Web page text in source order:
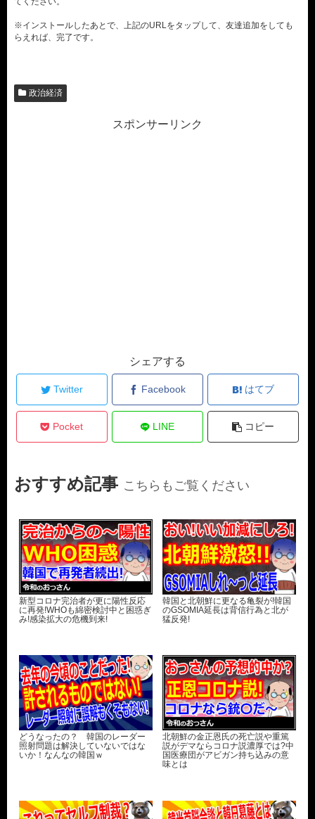
※インストールしたあとで、上記のURLをタップして、友達追加をしても
らえれば、完了です。
政治経済
スポンサーリンク
シェアする
Twitter Facebook はてブ
Pocket LINE コピー
おすすめ記事 こちらもご覧ください
新型コロナ完治者が更に陽性反応
に再発!WHOも綿密検討中と困惑ぎ
み!感染拡大の危機到来!
韓国と北朝鮮に更なる亀裂が!韓国
のGSOMIA延長は背信行為と北が
猛反発!
どうなったの？ 韓国のレーダー
照射問題は解決していないではな
いか！なんなの韓国ｗ
北朝鮮の金正恩氏の死亡説や重篤
説がデマならコロナ説濃厚では?中
国医療団がアビガン持ち込みの意
味とは